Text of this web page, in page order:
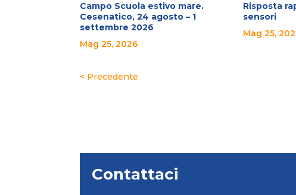
Campo Scuola estivo mare.
Cesenatico, 24 agosto – 1
settembre 2026
Mag 25, 2026
Risposta
sensori
Mag 25,
Contattaci